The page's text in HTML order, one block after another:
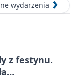
wydarzenia
z festynu.